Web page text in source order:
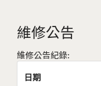
維修公告
維修公告紀錄:
日期